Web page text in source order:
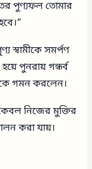
পুণ্যফল তোমার
স্বামীকে সমর্পণ
পুনরায় গন্ধর্ব
গমন করলেন।
নিজের মুক্তির
করা যায়।